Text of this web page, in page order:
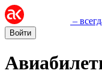
–
Войти